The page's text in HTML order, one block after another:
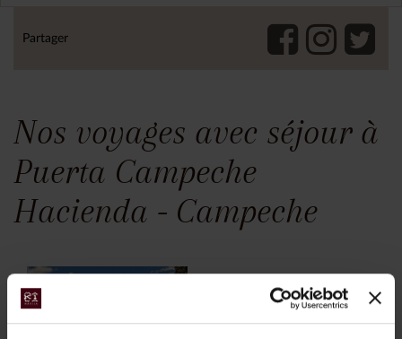
Partager
Nos voyages avec séjour à
Puerta Campeche
Hacienda - Campeche